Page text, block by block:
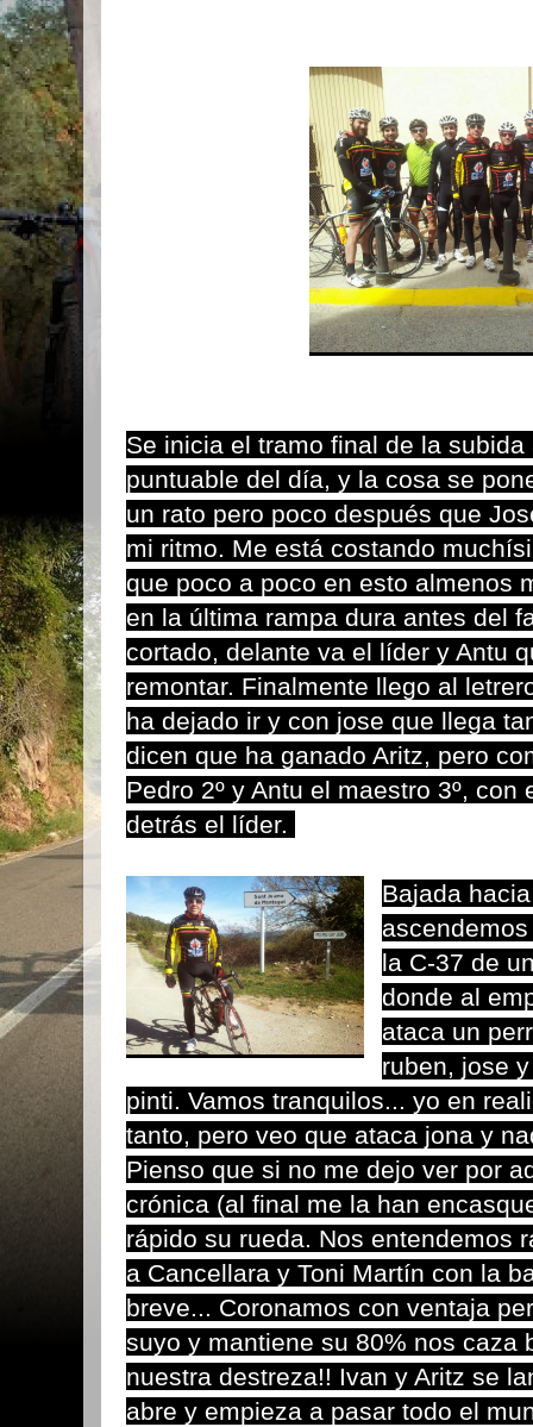
Se inicia el tramo final de la
puntuable del día, y la cosa se
un rato pero poco después que
mi ritmo. Me está costando
que poco a poco en esto almenos
en la última rampa dura antes del
cortado, delante va el líder y Antu
remontar. Finalmente llego al
ha dejado ir y con jose que llega
dicen que ha ganado Aritz, pero
Pedro 2º y Antu el maestro 3º,
detrás el líder.
Bajada
la C-37 de
donde al
ataca un
ruben, jose
pinti. Vamos tranquilos... yo en
tanto, pero veo que ataca jona y
Pienso que si no me dejo ver por
crónica (al final me la han
rápido su rueda. Nos entendemos
a Cancellara y Toni Martín con la
breve... Coronamos con ventaja
suyo y mantiene su 80% nos caza
nuestra destreza!! Ivan y Aritz se
abre y empieza a pasar todo el